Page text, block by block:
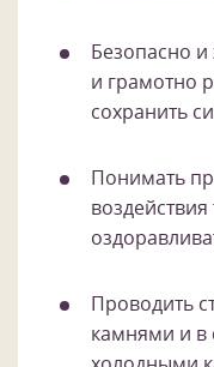
Безопасно
и грамотно
сохранить
Понимать
Проводить
камнями и в